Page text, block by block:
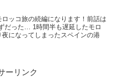
ッコ旅の続編になります！前話は
だった… 1時間半も遅延したモロ
になってしまったスペインの港
ーリンク